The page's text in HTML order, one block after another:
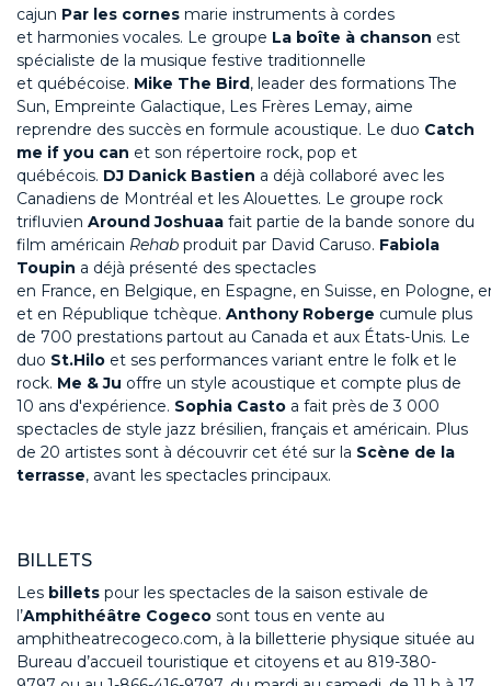
cajun Par les cornes marie instruments à cordes
et harmonies vocales. Le groupe La boîte à chanson est
spécialiste de la musique festive traditionnelle
et québécoise. Mike The Bird, leader des formations The
Sun, Empreinte Galactique, Les Frères Lemay, aime
reprendre des succès en formule acoustique. Le duo Catch
me if you can et son répertoire rock, pop et
québécois. DJ Danick Bastien a déjà collaboré avec les
Canadiens de Montréal et les Alouettes. Le groupe rock
trifluvien AroundJoshuaa fait partie de la bande sonore du
film américain Rehab produit par David Caruso. Fabiola
Toupin a déjà présenté des spectacles
en France, en Belgique, en Espagne, en Suisse, en Pologne,
et en République tchèque. Anthony Roberge cumule plus
de 700 prestations partout au Canada et aux États-Unis. Le
duo St.Hilo et ses performances variant entre le folk et le
rock. Me & Ju offre un style acoustique et compte plus de
10 ans d'expérience. Sophia Casto a fait près de 3 000
spectacles de style jazz brésilien, français et américain. Plus
de 20 artistes sont à découvrir cet été sur la Scène de la
terrasse, avant les spectacles principaux.
BILLETS
Les billets pour les spectacles de la saison estivale de
l’Amphithéâtre Cogeco sont tous en vente au
amphitheatrecogeco.com, à la billetterie physique située au
Bureau d’accueil touristique et citoyens et au 819-380-